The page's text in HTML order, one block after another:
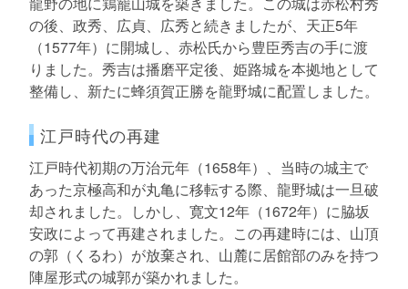
の後、政秀、広貞、広秀と続きましたが、天正5年
（1577年）に開城し、赤松氏から豊臣秀吉の手に渡
りました。秀吉は播磨平定後、姫路城を本拠地として
整備し、新たに蜂須賀正勝を龍野城に配置しました。
江戸時代の再建
江戸時代初期の万治元年（1658年）、当時の城主で
あった京極高和が丸亀に移転する際、龍野城は一旦破
却されました。しかし、寛文12年（1672年）に脇坂
安政によって再建されました。この再建時には、山頂
の郭（くるわ）が放棄され、山麓に居館部のみを持つ
陣屋形式の城郭が築かれました。